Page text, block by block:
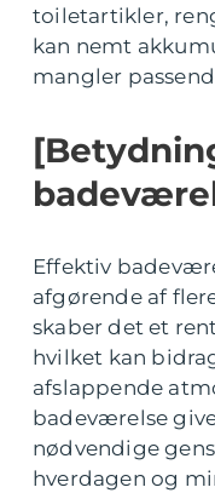
toiletartikler,
kan nemt
mangler
Effektiv
afgørende af
skaber det et
hvilket kan
afslappende
badeværelse
nødvendige
hverdagen og